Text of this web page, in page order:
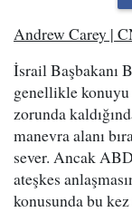
Andrew Carey |
İsrail Başbakanı
genellikle
zorunda
manevra alanı
sever. Ancak
ateşkes
konusunda bu